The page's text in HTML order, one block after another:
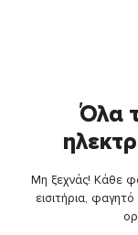
Όλα
Μη ξεχνάς! Κάθε
εισιτήρια,